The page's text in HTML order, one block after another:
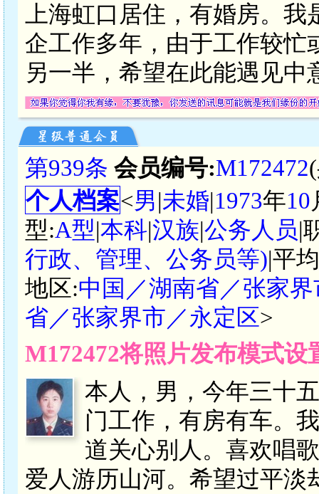
上海虹口居住，有婚房。
企工作多年，由于工作较忙
另一半，希望在此能遇见中
第939条 会员编号:M172472
个人档案<男|未婚|1973年10
型:A型|本科|汉族|公务人员|
行政、管理、公务员等)|平
地区:中国／湖南省／张家
省／张家界市／永定区>
M172472将照片发布模式
本人，男，今年三十
门工作，有房有车。
道关心别人。喜欢唱
爱人游历山河。希望过平淡